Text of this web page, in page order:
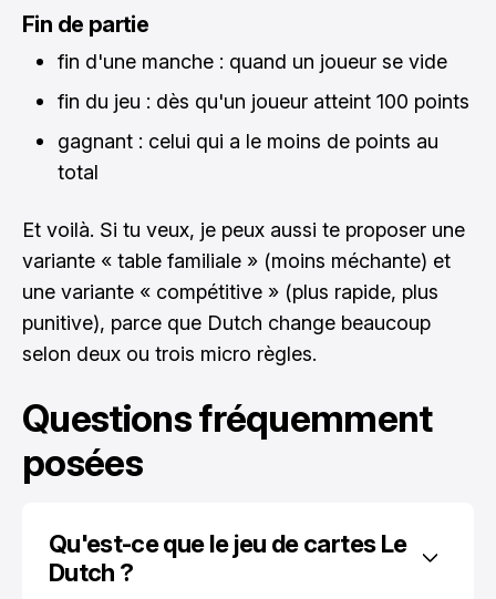
Fin de partie
fin d'une manche : quand un joueur se vide
fin du jeu : dès qu'un joueur atteint 100 points
gagnant : celui qui a le moins de points au
total
Et voilà. Si tu veux, je peux aussi te proposer une
variante « table familiale » (moins méchante) et
une variante « compétitive » (plus rapide, plus
punitive), parce que Dutch change beaucoup
selon deux ou trois micro règles.
Questions fréquemment
posées
Qu'est-ce que le jeu de cartes Le
Dutch ?